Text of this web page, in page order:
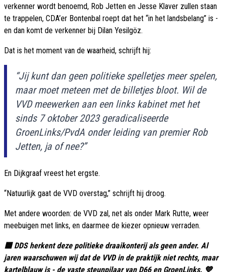
verkenner wordt benoemd, Rob Jetten en Jesse Klaver zullen staan
te trappelen, CDA’er Bontenbal roept dat het “in het landsbelang” is -
en dan komt de verkenner bij Dilan Yesilgöz.
Dat is het moment van de waarheid, schrijft hij:
“Jij kunt dan geen politieke spelletjes meer spelen,
maar moet meteen met de billetjes bloot. Wil de
VVD meewerken aan een links kabinet met het
sinds 7 oktober 2023 geradicaliseerde
GroenLinks/PvdA onder leiding van premier Rob
Jetten, ja of nee?”
En Dijkgraaf vreest het ergste.
“Natuurlijk gaat de VVD overstag,” schrijft hij droog.
Met andere woorden: de VVD zal, net als onder Mark Rutte, weer
meebuigen met links, en daarmee de kiezer opnieuw verraden.
🟦 DDS herkent deze politieke draaikonterij als geen ander. Al
jaren waarschuwen wij dat de VVD in de praktijk niet rechts, maar
kartelblauw is - de vaste steunpilaar van D66 en GroenLinks. 💙